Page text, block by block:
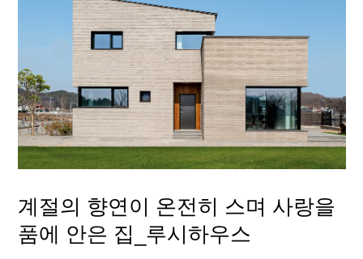
계절의 향연이 온전히 스며 사랑을
품에 안은 집_루시하우스